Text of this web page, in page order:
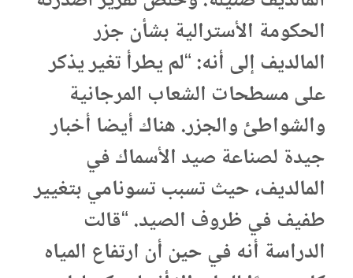
الحكومة الأسترالية بشأن جزر
المالديف إلى أنه: “لم يطرأ تغير يذكر
على مسطحات الشعاب المرجانية
والشواطئ والجزر. هناك أيضا أخبار
جيدة لصناعة صيد الأسماك في
المالديف، حيث تسبب تسونامي بتغيير
طفيف في ظروف الصيد. “قالت
الدراسة أنه في حين أن ارتفاع المياه